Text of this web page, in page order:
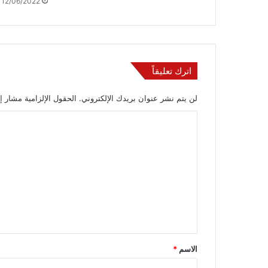
اترك تعليقاً
لن يتم نشر عنوان بريدك الإلكتروني. الحقول الإلزامية مشار
*
الاسم *